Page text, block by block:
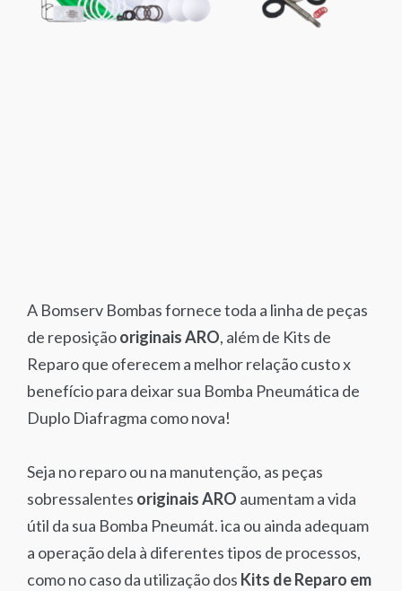
A Bomserv Bombas fornece toda a linha de peças
de reposiçãooriginais ARO, além de Kits de
Reparo que oferecem a melhor relação custo x
benefício para deixar sua Bomba Pneumática de
Duplo Diafragma como nova!
Seja no reparo ou na manutenção, as peças
sobressalentes originais ARO aumentam a vida
útil da sua Bomba Pneumát. ica ou ainda adequam
a operação dela à diferentes tipos de processos,
como no caso da utilização dos Kits de Reparo em